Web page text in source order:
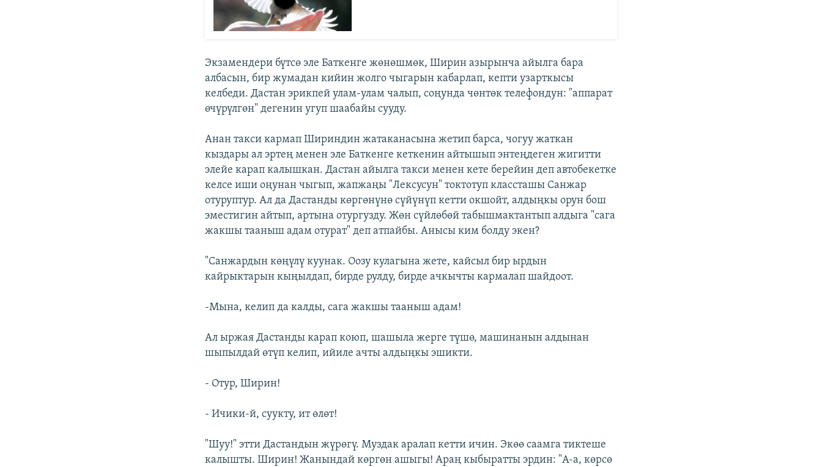
Экзамендери бүтсө эле Баткенге жөнөшмөк, Ширин азырынча айылга бара
албасын, бир жумадан кийин жолго чыгарын кабарлап, кепти узарткысы
келбеди. Дастан эрикпей улам-улам чалып, соңунда чөнтөк телефондун: "аппарат
өчүрүлгөн" дегенин угуп шаабайы сууду.
Анан такси кармап Шириндин жатаканасына жетип барса, чогуу жаткан
кыздары ал эртең менен эле Баткенге кеткенин айтышып энтеңдеген жигитти
элейе карап калышкан. Дастан айылга такси менен кете берейин деп автобекетке
келсе иши оңунан чыгып, жапжаңы "Лексусун" токтотуп классташы Санжар
отуруптур. Ал да Дастанды көргөнүнө сүйүнүп кетти окшойт, алдыңкы орун бош
эместигин айтып, артына отургузду. Жөн сүйлөбөй табышмактантып алдыга "сага
жакшы тааныш адам отурат" деп атпайбы. Анысы ким болду экен?
"Санжардын көңүлү куунак. Оозу кулагына жете, кайсыл бир ырдын
кайрыктарын кыңылдап, бирде рулду, бирде ачкычты кармалап шайдоот.
-Мына, келип да калды, сага жакшы тааныш адам!
Ал ыржая Дастанды карап коюп, шашыла жерге түшө, машинанын алдынан
шыпылдай өтүп келип, ийиле ачты алдыңкы эшикти.
- Отур, Ширин!
- Ичики-й, суукту, ит өлөт!
"Шуу!" этти Дастандын жүрөгү. Муздак аралап кетти ичин. Экөө саамга тиктеше
калышты. Ширин! Жанындай көргөн ашыгы! Араң кыбыратты эрдин: "А-а, көрсө